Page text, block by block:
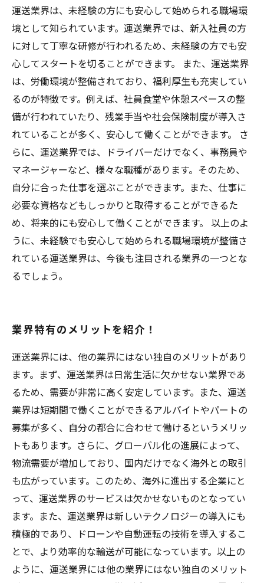
運送業界は、未経験の方にも安心して始められる職場環
境として知られています。運送業界では、新入社員の方
に対して丁寧な研修が行われるため、未経験の方でも安
心してスタートを切ることができます。 また、運送業界
は、労働環境が整備されており、福利厚生も充実してい
るのが特徴です。例えば、社員食堂や休憩スペースの整
備が行われていたり、残業手当や社会保険制度が導入さ
れていることが多く、安心して働くことができます。 さ
らに、運送業界では、ドライバーだけでなく、事務員や
マネージャーなど、様々な職種があります。そのため、
自分に合った仕事を選ぶことができます。また、仕事に
必要な資格などもしっかりと取得することができるた
め、将来的にも安心して働くことができます。 以上のよ
うに、未経験でも安心して始められる職場環境が整備さ
れている運送業界は、今後も注目される業界の一つとな
るでしょう。
業界特有のメリットを紹介！
運送業界には、他の業界にはない独自のメリットがあり
ます。まず、運送業界は日常生活に欠かせない業界であ
るため、需要が非常に高く安定しています。また、運送
業界は短期間で働くことができるアルバイトやパートの
募集が多く、自分の都合に合わせて働けるというメリッ
トもあります。さらに、グローバル化の進展によって、
物流需要が増加しており、国内だけでなく海外との取引
も広がっています。このため、海外に進出する企業にと
って、運送業界のサービスは欠かせないものとなってい
ます。また、運送業界は新しいテクノロジーの導入にも
積極的であり、ドローンや自動運転の技術を導入するこ
とで、より効率的な輸送が可能になっています。以上の
ように、運送業界には他の業界にはない独自のメリット